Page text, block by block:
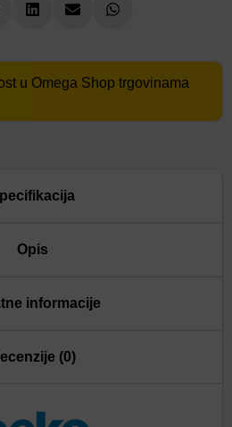
u Omega Shop trgovinama
Opis
informacije
(0)